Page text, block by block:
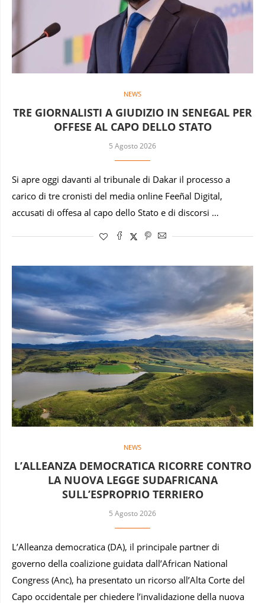
NEWS
TRE GIORNALISTI A GIUDIZIO IN SENEGAL PER
OFFESE AL CAPO DELLO STATO
5 Agosto 2026
Si apre oggi davanti al tribunale di Dakar il processo a
carico di tre cronisti del media online Feeñal Digital,
accusati di offesa al capo dello Stato e di discorsi …
NEWS
L’ALLEANZA DEMOCRATICA RICORRE CONTRO
LA NUOVA LEGGE SUDAFRICANA
SULL’ESPROPRIO TERRIERO
5 Agosto 2026
L’Alleanza democratica (DA), il principale partner di
governo della coalizione guidata dall’African National
Congress (Anc), ha presentato un ricorso all’Alta Corte del
Capo occidentale per chiedere l’invalidazione della nuova